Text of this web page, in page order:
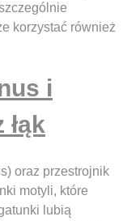
korzystać również
i
oraz przestrojnik
motyli, które
lubią